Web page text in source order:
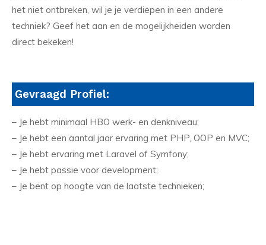
het niet ontbreken, wil je je verdiepen in een andere
techniek? Geef het aan en de mogelijkheiden worden
direct bekeken!
Gevraagd Profiel:
– Je hebt minimaal HBO werk- en denkniveau;
– Je hebt een aantal jaar ervaring met PHP, OOP en MVC;
– Je hebt ervaring met Laravel of Symfony;
– Je hebt passie voor development;
– Je bent op hoogte van de laatste technieken;